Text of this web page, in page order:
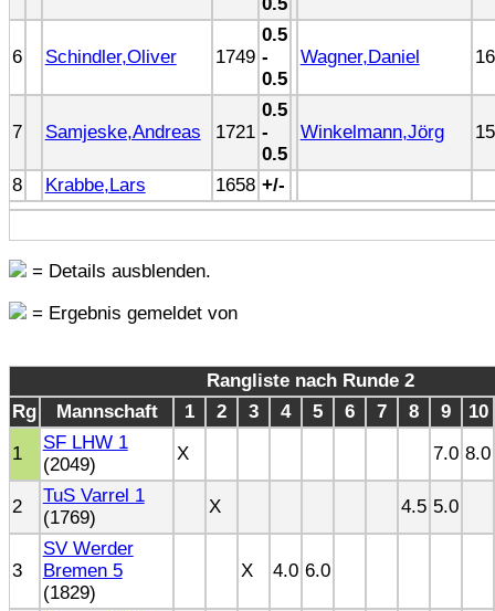
6 Schindler,Oliver 1749
0.5
-
0.5
Wagner,Daniel
7 Samjeske,Andreas 1721
0.5
-
0.5
Winkelmann,Jörg
8 Krabbe,Lars 1658 +/-
= Details ausblenden.
= Ergebnis gemeldet von
Rangliste nach Runde 2
Rg
Mannschaft 1 2 3 4 5 6 7 8 9
10
1
SF LHW 1
(2049)
X 7.0 8.0
2
TuS Varrel 1
(1769)
X 4.5 5.0
3
SV Werder
Bremen 5
(1829)
X 4.0 6.0